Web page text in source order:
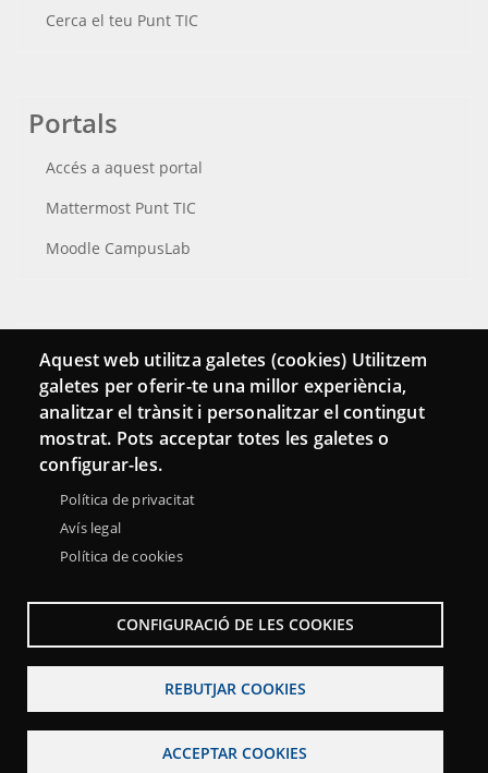
Cerca el teu Punt TIC
Portals
Accés a aquest portal
Mattermost Punt TIC
Moodle CampusLab
Connecta
Bustia de contacte
Butlletins
Aquest web utilitza galetes (cookies) Utilitzem
galetes per oferir-te una millor experiència,
analitzar el trànsit i personalitzar el contingut
mostrat. Pots acceptar totes les galetes o
configurar-les.
Política de privacitat
Avís legal
Política de cookies
CONFIGURACIÓ DE LES COOKIES
REBUTJAR COOKIES
ACCEPTAR COOKIES
Menu
Sobre la Xarxa Punttic Avís legal
Accessibilitat